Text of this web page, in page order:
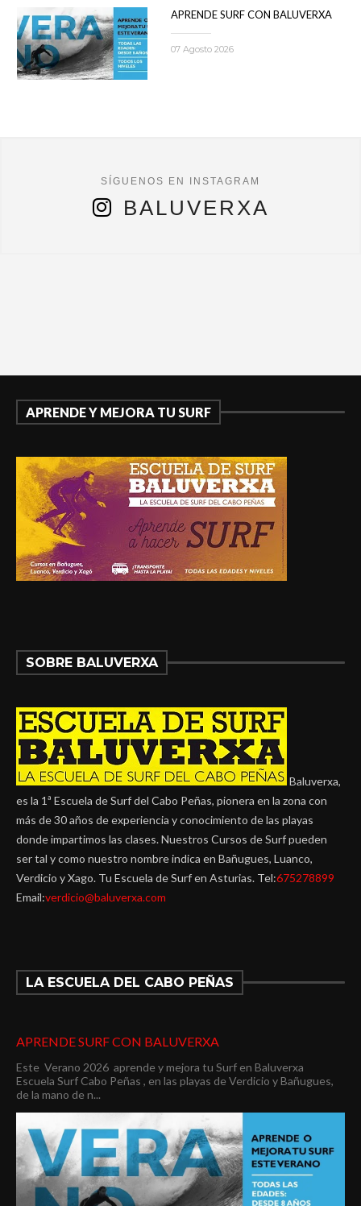
APRENDE SURF CON BALUVERXA
07 Agosto 2026
BALUVERXA
APRENDE Y MEJORA TU SURF
SOBRE BALUVERXA
Baluverxa,
es la 1ª Escuela de Surf del Cabo Peñas, pionera en la zona con
más de 30 años de experiencia y conocimiento de las playas
donde impartimos las clases. Nuestros Cursos de Surf pueden
ser tal y como nuestro nombre indica en Bañugues, Luanco,
Verdicio y Xago. Tu Escuela de Surf en Asturias. Tel:675278899
Email:verdicio@baluverxa.com
LA ESCUELA DEL CABO PEÑAS
APRENDE SURF CON BALUVERXA
Este Verano 2026 aprende y mejora tu Surf en Baluverxa
Escuela Surf Cabo Peñas , en las playas de Verdicio y Bañugues,
de la mano de n...